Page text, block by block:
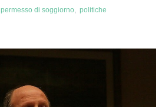
permesso di soggiorno
politiche